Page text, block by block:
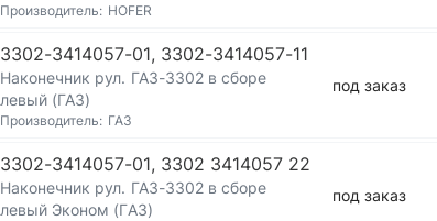
Производитель: HOFER
3302-3414057-01, 3302-3414057-11
Наконечник рул. ГАЗ-3302 в сборе
левый (ГАЗ)
Производитель: ГАЗ
под заказ
3302-3414057-01, 3302 3414057 22
Наконечник рул. ГАЗ-3302 в сборе
левый Эконом (ГАЗ)
под заказ